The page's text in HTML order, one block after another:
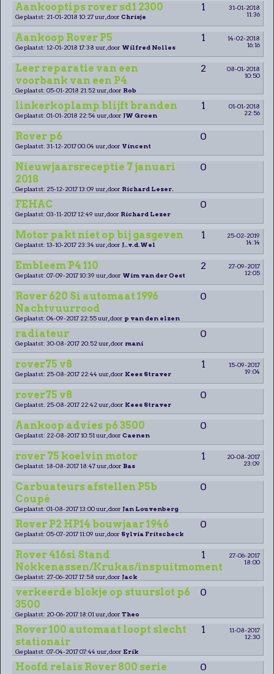
Aankooptips rover sd1 2300 1
31-01-2018
11:36
Geplaatst: 21-01-2018 10:27 uur, door Chrisje
Aankoop Rover P5 1
14-02-2018
16:16
Geplaatst: 12-01-2018 17:38 uur, door Wilfred Nolles
Leer reparatie van een
voorbank van een P4
2
08-01-2018
10:50
Geplaatst: 05-01-2018 21:52 uur, door Rob
linkerkoplamp blijft branden 1
01-01-2018
22:56
Geplaatst: 01-01-2018 22:54 uur, door JW Groen
Rover p6 0
Geplaatst: 31-12-2017 00:04 uur, door Vincent
Nieuwjaarsreceptie 7 januari
2018
0
Geplaatst: 25-12-2017 13:09 uur, door Richard Lezer.
FEHAC 0
Geplaatst: 03-11-2017 12:49 uur, door Richard Lezer
Motor pakt niet op bij gasgeven 1
25-02-2019
14:14
Geplaatst: 13-10-2017 23:34 uur, door J..v.d.Wel
Embleem P4 110 2
27-09-2017
12:05
Geplaatst: 07-09-2017 10:39 uur, door Wim van der Oest
Rover 620 Si automaat 1996
Nachtvuurrood
0
Geplaatst: 04-09-2017 22:55 uur, door p van den elzen
radiateur 0
Geplaatst: 30-08-2017 20:52 uur, door mani
rover75 v8 1
15-09-2017
19:04
Geplaatst: 25-08-2017 22:44 uur, door Kees Straver
rover75 v8 0
Geplaatst: 25-08-2017 22:42 uur, door Kees Straver
Aankoop advies p6 3500 0
Geplaatst: 22-08-2017 10:51 uur, door Caenen
rover 75 koelvin motor 1
20-08-2017
23:09
Geplaatst: 18-08-2017 18:47 uur, door Bas
Carbuateurs afstellen P5b
Coupé
0
Geplaatst: 01-08-2017 13:00 uur, door Jan Louvenberg
Rover P2 HP14 bouwjaar 1946 0
Geplaatst: 05-07-2017 11:09 uur, door Sylvia Fritscheck
Rover 416si Stand
Nokkenassen/Krukas/inspuitmoment
1
27-06-2017
18:00
Geplaatst: 27-06-2017 17:58 uur, door Jack
verkeerde blokje op stuurslot p6
3500
0
Geplaatst: 20-06-2017 18:01 uur, door Theo
Rover 100 automaat loopt slecht
stationair
1
11-08-2017
12:30
Geplaatst: 07-04-2017 07:44 uur, door Erik
Hoofd relais Rover 800 serie 0